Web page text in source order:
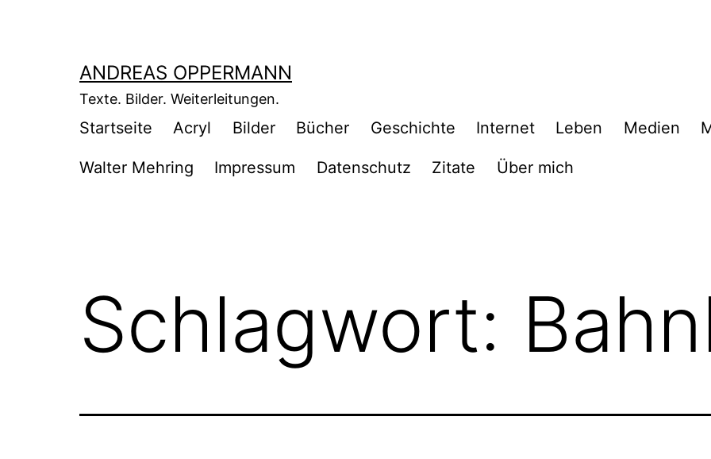
ANDREAS OPPERMANN
Texte. Bilder. Weiterleitungen.
Startseite Acryl Bilder Bücher Geschichte Internet Leben Medien
Walter Mehring Impressum Datenschutz Zitate Über mich
Schlagwort: